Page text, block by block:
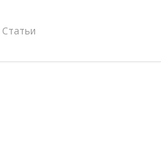
Статьи